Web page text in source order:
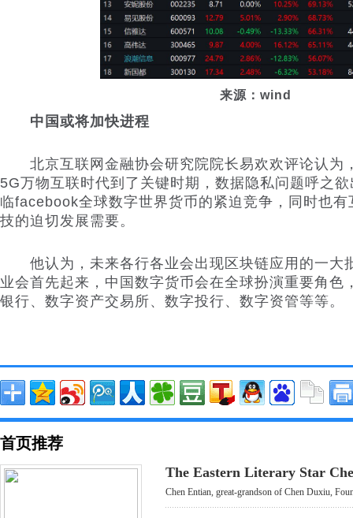
来源：wind
中国或将加快进程
北京互联网金融协会研究院院长易欢欢评论认为
5G万物互联时代到了关键时期，数据隐私问题呼之
临facebook全球数字世界货币的紧迫竞争，同时也
技的迫切发展需要。
他认为，未来各行各业会出现区块链应用的一大
业会首先起来，中国数字货币会在全球扮演重要角色
银行、数字资产交易所、数字投行、数字资管等等。
首页推荐
The Eastern Literary Star
Chen Entian, great-grandson of Chen Duxiu,